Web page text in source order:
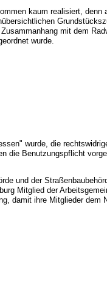
kaum realisiert,
mit dem
wurde.
wurde, die
die Benutzungspflicht
und der
Mitglied der
damit ihre Mitglieder dem